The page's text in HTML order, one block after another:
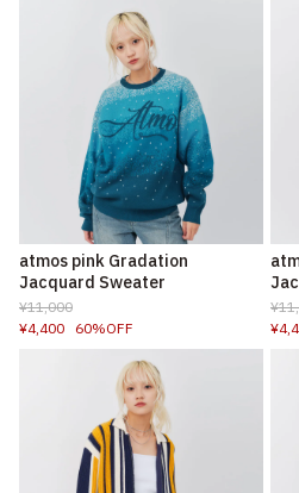
atmos pink Gradation
Jacquard Sweater
¥11,000
¥4,400
60%OFF